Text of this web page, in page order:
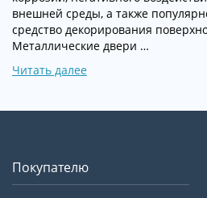
внешней среды, а также
средство декорирования
Металлические двери …
Читать далее
Покупателю